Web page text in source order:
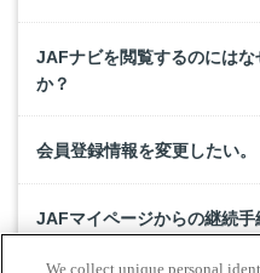
JAFナビを閲覧するのには
か？
会員登録情報を変更したい。
JAFマイページからの継続
We collect unique personal